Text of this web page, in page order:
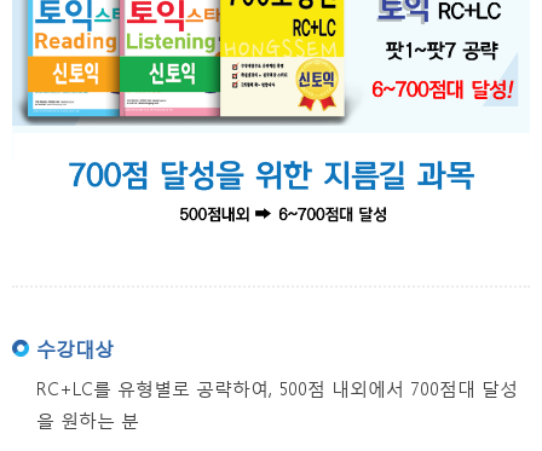
수강대상
RC+LC를 유형별로 공략하여, 500점 내외에서 700점대 달성
을 원하는 분